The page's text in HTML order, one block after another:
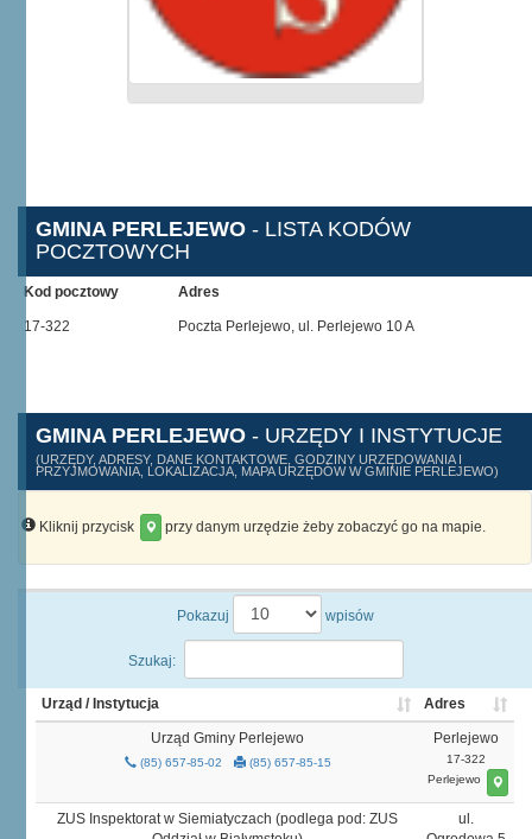
GMINA PERLEJEWO - LISTA KODÓW
POCZTOWYCH
Kod pocztowy Adres
17-322 Poczta Perlejewo, ul. Perlejewo 10 A
GMINA PERLEJEWO - URZĘDY I INSTYTUCJE
(URZĘDY, ADRESY, DANE KONTAKTOWE, GODZINY URZĘDOWANIA I
PRZYJMOWANIA, LOKALIZACJA, MAPA URZĘDÓW W GMINIE PERLEJEWO)
Kliknij przycisk przy danym urzędzie żeby zobaczyć go na mapie.
Pokazuj wpisów
Szukaj:
Urząd / Instytucja Adres
Urząd Gminy Perlejewo
(85) 657-85-02 (85) 657-85-15
Perlejewo
17-322
Perlejewo
ZUS Inspektorat w Siemiatyczach (podlega pod: ZUS
ul.